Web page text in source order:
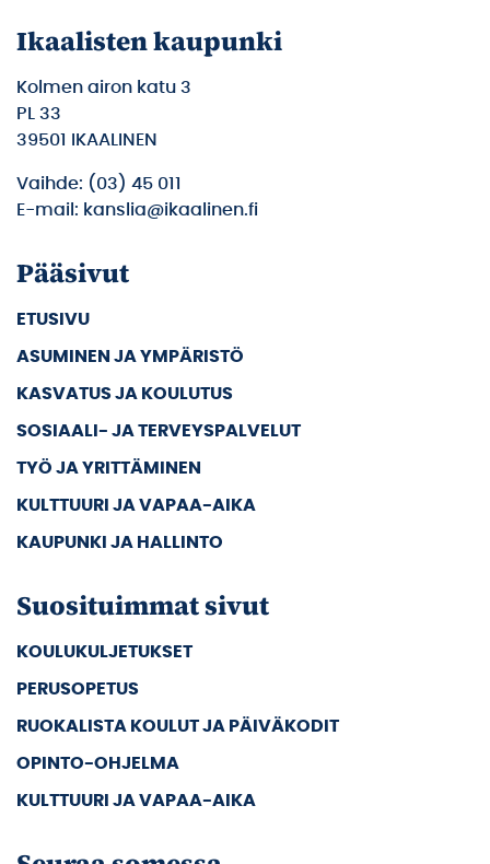
Ikaalisten kaupunki
Kolmen airon katu 3
PL 33
39501 IKAALINEN
Vaihde: (03) 45 011
E-mail: kanslia@ikaalinen.fi
Pääsivut
ETUSIVU
ASUMINEN JA YMPÄRISTÖ
KASVATUS JA KOULUTUS
SOSIAALI- JA TERVEYSPALVELUT
TYÖ JA YRITTÄMINEN
KULTTUURI JA VAPAA-AIKA
KAUPUNKI JA HALLINTO
Suosituimmat sivut
KOULUKULJETUKSET
PERUSOPETUS
RUOKALISTA KOULUT JA PÄIVÄKODIT
OPINTO-OHJELMA
KULTTUURI JA VAPAA-AIKA